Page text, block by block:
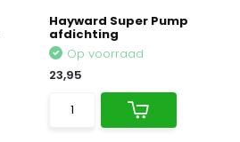
Hayward Super Pump
afdichting
Op voorraad
23,95